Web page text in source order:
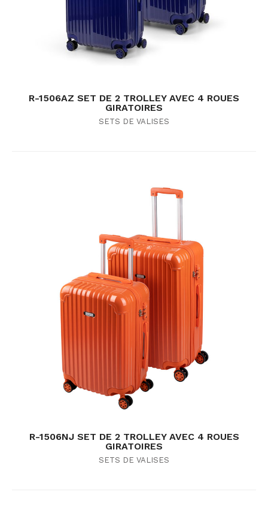
R-1506AZ SET DE 2 TROLLEY AVEC 4 ROUES
GIRATOIRES
SETS DE VALISES
R-1506NJ SET DE 2 TROLLEY AVEC 4 ROUES
GIRATOIRES
SETS DE VALISES